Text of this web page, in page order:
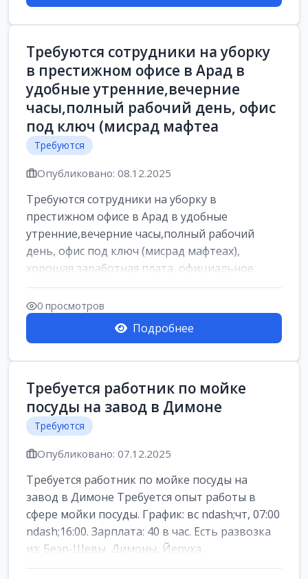
Требуются сотрудники на уборку
в престижном офисе в Арад в
удобные утренние,вечерние
часы,полный рабочий день, офис
под ключ (мисрад мафтеа
Требуются
Опубликовано: 08.12.2025
Требуются сотрудники на уборку в
престижном офисе в Арад в удобные
утренние,вечерние часы,полный рабочий
день, офис под ключ (мисрад мафтеах),
хорошая заработная плата, официальное
оформление, все соц...
0 просмотров
Подробнее
Требуется работник по мойке
посуды на завод в Димоне
Требуются
Опубликовано: 07.12.2025
Требуется работник по мойке посуды на
завод в Димоне Требуется опыт работы в
сфере мойки посуды. График: вс ndash;чт, 07:00
ndash;16:00. Зарплата: 40 в час. Есть развозка
из: Беэр-Шевы, Димоны, Йеруха...